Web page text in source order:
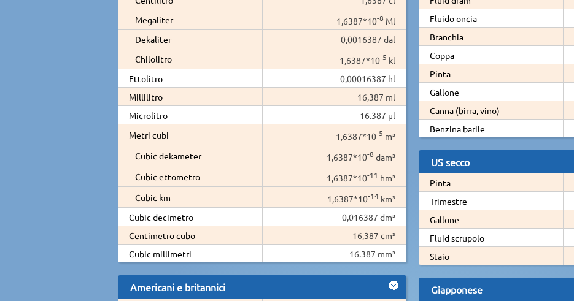
Megaliter
1,6387*10-8 Ml
Dekaliter
0,0016387 dal
Chilolitro
1,6387*10-5 kl
Ettolitro
0,00016387 hl
Millilitro
16,387 ml
Microlitro
16.387 µl
Metri cubi
1,6387*10-5 m³
Cubic dekameter
1,6387*10-8 dam³
Cubic ettometro
1,6387*10-11 hm³
Cubic km
1,6387*10-14 km³
Cubic decimetro
0,016387 dm³
Centimetro cubo
16,387 cm³
Cubic millimetri
16.387 mm³
Americani e britannici
Fluido oncia
Branchia
Coppa
Pinta
Gallone
Canna (birra, vino)
Benzina barile
US secco
Pinta
Trimestre
Gallone
Fluid scrupolo
Staio
Giapponese